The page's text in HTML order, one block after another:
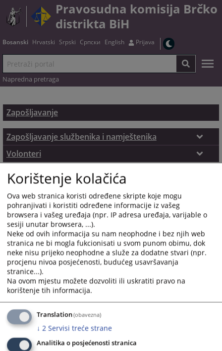
Pravosudna komisija Brčko
distrikta BiH
Bosanski Hrvatski Srpski Српски English Prijava
Napredna pretraga
Zapošljavanje
Zapošljavanje službenika i namještenika
Postupak zapošljavanja - propisi
Opšta pitanja
Specifična pitanja
Izvještaj o selekciji kandidata i termini testiranja
Rezultati konkursa i odluke o izboru
Obrasci prijava
Raspisani javni konkursi
Volonteri
Prijem volontera - propisi
Odluke o broju volontera u pravosudnim
institucijama
Evidencija volontera u pravosudnim
institucijama Brčko distrikta BiH
Javni pozivi za prijem volontera u pravosudne
institucije Brčko distrikta BiH
Prijava na javni poziv za prijem volontera u
pravosuđu Brčko distrikta BiH
Obavještenja o izboru volontera
Obavještenje o održavanju usmenih itervjua
Korištenje kolačića
Ova web stranica koristi određene skripte koje mogu
pohranjivati i koristiti određene informacije iz vašeg
browsera i vašeg uređaja (npr. IP adresa uređaja, varijable o
sesiji unutar browsera, ...).
Neke od ovih informacija su nam neophodne i bez njih web
stranica ne bi mogla fukcionisati u svom punom obimu, dok
neke nisu prijeko neophodne a služe za dodatne stvari (npr.
procjenu nivoa posjećenosti, budućeg usavršavanja
stranice...).
Na ovom mjestu možete dozvoliti ili uskratiti pravo na
korištenje tih informacija.
Translation(obavezna)
↓ 2 Servisi treće strane
Analitika o posjećenosti stranica